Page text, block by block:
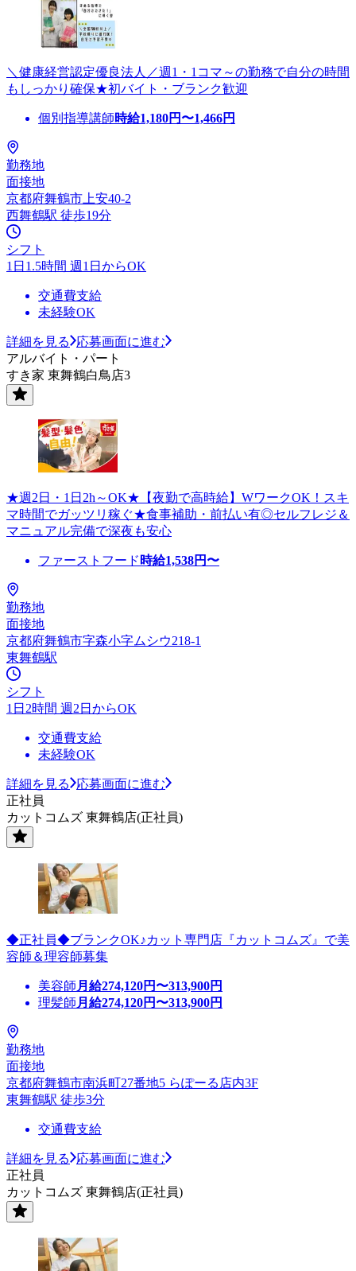
＼健康経営認定優良法人／週1・1コマ～の勤務で自分の時間
もしっかり確保★初バイト・ブランク歓迎
個別指導講師時給1,180円〜1,466円
勤務地
面接地
京都府舞鶴市上安40-2
西舞鶴駅 徒歩19分
シフト
1日1.5時間 週1日からOK
交通費支給
未経験OK
詳細を見る
応募画面に進む
アルバイト・パート
すき家 東舞鶴白鳥店3
★週2日・1日2h～OK★【夜勤で高時給】WワークOK！スキ
マ時間でガッツリ稼ぐ★食事補助・前払い有◎セルフレジ＆
マニュアル完備で深夜も安心
ファーストフード 時給1,538円〜
勤務地
面接地
京都府舞鶴市字森小字ムシウ218-1
東舞鶴駅
シフト
1日2時間 週2日からOK
交通費支給
未経験OK
詳細を見る
応募画面に進む
正社員
カットコムズ 東舞鶴店(正社員)
◆正社員◆ブランクOK♪カット専門店『カットコムズ』で美
容師＆理容師募集
美容師 月給274,120円〜313,900円
理髪師 月給274,120円〜313,900円
勤務地
面接地
京都府舞鶴市南浜町27番地5 らぽーる店内3F
東舞鶴駅 徒歩3分
交通費支給
詳細を見る
応募画面に進む
正社員
カットコムズ 東舞鶴店(正社員)